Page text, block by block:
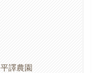
平譯農園